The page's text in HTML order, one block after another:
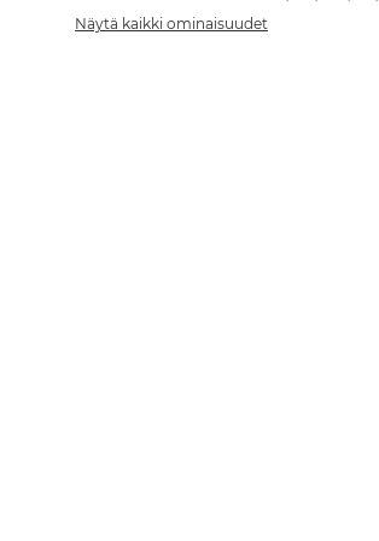
Näytä kaikki ominaisuudet